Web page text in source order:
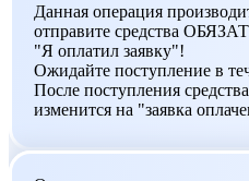
Данная операция
отправите средства
"Я оплатил заявку"!
Ожидайте поступление в
После поступления
изменится на "заявка